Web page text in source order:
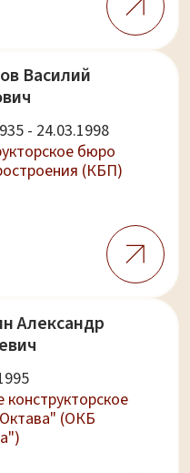
Василий
- 24.03.1998
бюро
(КБП)
Александр
конструкторское
(ОКБ